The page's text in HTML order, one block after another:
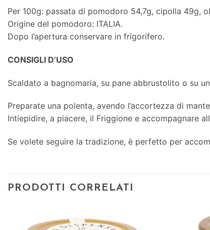
Per 100g: passata di pomodoro 54,7g, cipolla 49g,
Origine del pomodoro: ITALIA.
Dopo l’apertura conservare in frigorifero.
CONSIGLI D’USO
Scaldato a bagnomaria, su pane abbrustolito o su
Preparate una polenta, avendo l’accortezza di
Intiepidire, a piacere, il Friggione e accompagnare
Se volete seguire la tradizione, è perfetto per
PRODOTTI CORRELATI